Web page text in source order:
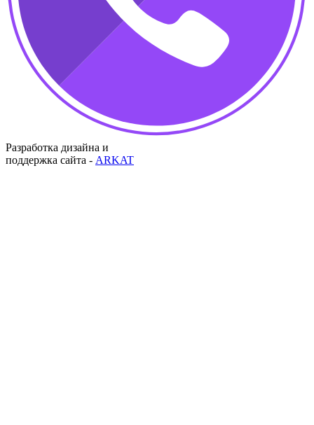
Разработка дизайна и
поддержка сайта - ARKAT